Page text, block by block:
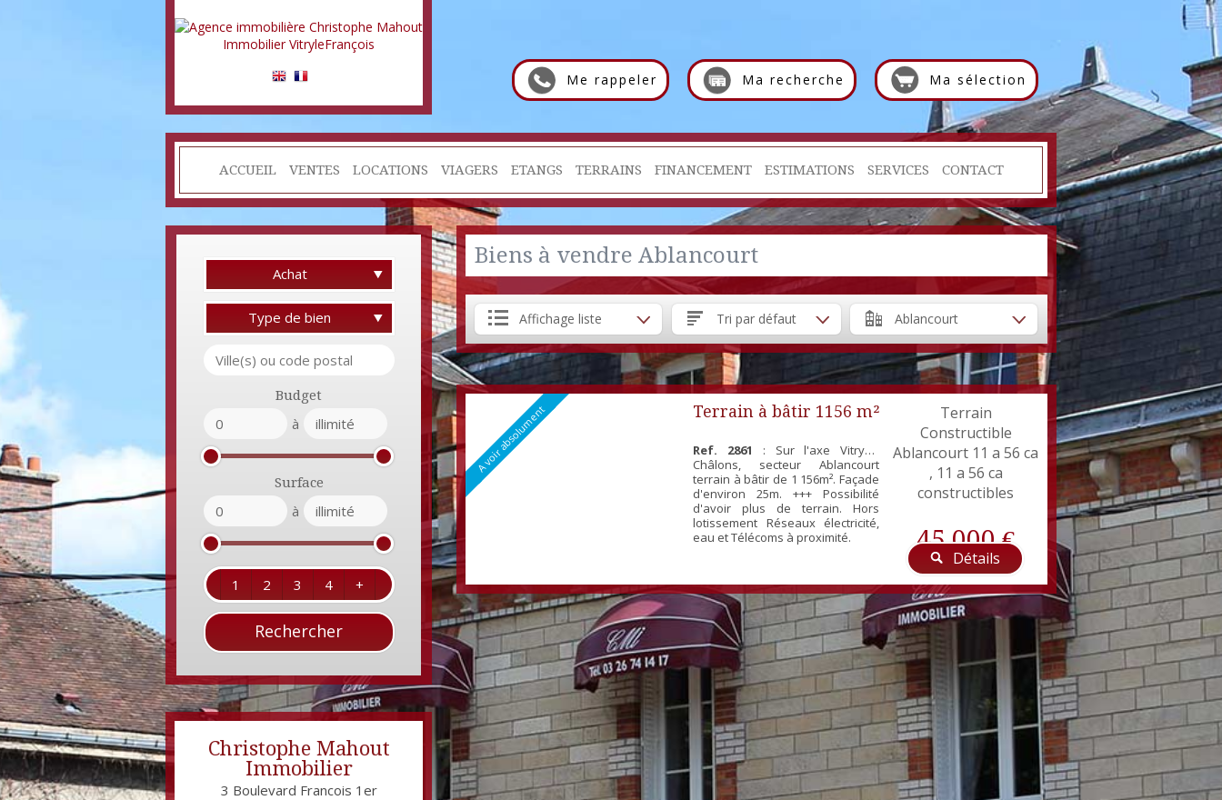
Me rappeler Ma recherche Ma sélection
ACCUEIL VENTES LOCATIONS VIAGERS ETANGS TERRAINS FINANCEMENT ESTIMATIONS SERVICES CONTACT
Achat
Type de bien
Budget
à
Surface
à
1 2 3 4 +
Christophe Mahout
Immobilier
3 Boulevard Francois 1er
Biens à vendre Ablancourt
Affichage liste Tri par défaut Ablancourt
A voir absolument Terrain à bâtir 1156 m²
Ref. 2861
: Sur l'axe Vitry /
Châlons, secteur Ablancourt
terrain à bâtir de 1 156m². Façade
d'environ 25m. +++ Possibilité
d'avoir plus de terrain. Hors
lotissement Réseaux électricité,
eau et Télécoms à proximité.
Terrain
Constructible
Ablancourt 11 a 56 ca
, 11 a 56 ca
constructibles
45 000 €
Détails